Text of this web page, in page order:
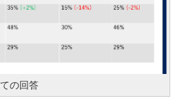
の回答